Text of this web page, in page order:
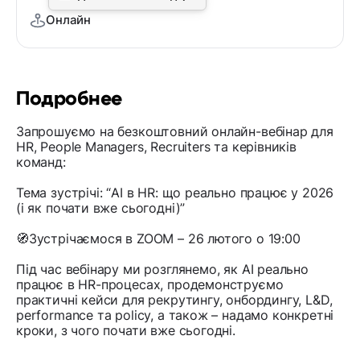
Подробнее
Запрошуємо на безкоштовний онлайн-вебінар для
HR, People Managers, Recruiters та керівників
команд:
Тема зустрічі: “AI в HR: що реально працює у 2026
(і як почати вже сьогодні)”
🧭Зустрічаємося в ZOOM – 26 лютого о 19:00
Під час вебінару ми розглянемо, як AI реально
працює в HR-процесах, продемонструємо
практичні кейси для рекрутингу, онбордингу, L&D,
performance та policy, а також – надамо конкретні
кроки, з чого почати вже сьогодні.
Онлайн